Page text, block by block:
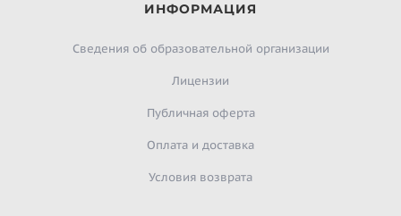
ИНФОРМАЦИЯ
Сведения об образовательной организации
Лицензии
Публичная оферта
Оплата и доставка
Условия возврата